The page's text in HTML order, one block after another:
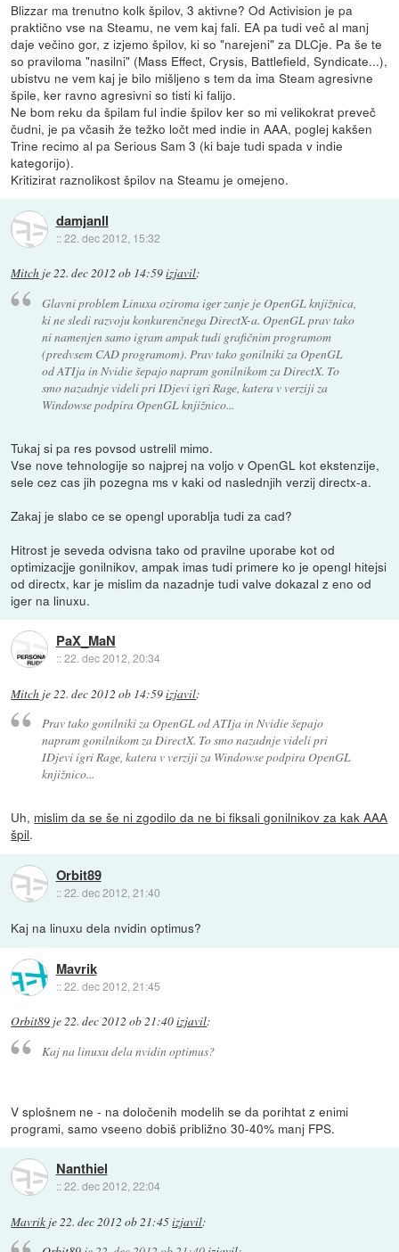
Blizzar ma trenutno kolk špilov, 3 aktivne? Od Activision je pa
praktično vse na Steamu, ne vem kaj fali. EA pa tudi več al manj
daje večino gor, z izjemo špilov, ki so "narejeni" za DLCje. Pa še te
so praviloma "nasilni" (Mass Effect, Crysis, Battlefield, Syndicate...),
ubistvu ne vem kaj je bilo mišljeno s tem da ima Steam agresivne
špile, ker ravno agresivni so tisti ki falijo.
Ne bom reku da špilam ful indie špilov ker so mi velikokrat preveč
čudni, je pa včasih že težko ločt med indie in AAA, poglej kakšen
Trine recimo al pa Serious Sam 3 (ki baje tudi spada v indie
kategorijo).
Kritizirat raznolikost špilov na Steamu je omejeno.
damjanll
::22. dec 2012, 15:32
Mitch je22. dec 2012 ob 14:59izjavil:
Glavni problem Linuxa oziroma iger zanje je OpenGL knjižnica,
ki ne sledi razvoju konkurenčnega DirectX-a. OpenGL prav tako
ni namenjen samo igram ampak tudi grafičnim programom
(predvsem CAD programom). Prav tako gonilniki za OpenGL
od ATIja in Nvidie šepajo napram gonilnikom za DirectX. To
smo nazadnje videli pri IDjevi igri Rage, katera v verziji za
Windowse podpira OpenGL knjižnico...
Tukaj si pa res povsod ustrelil mimo.
Vse nove tehnologije so najprej na voljo v OpenGL kot ekstenzije,
sele cez cas jih pozegna ms v kaki od naslednjih verzij directx-a.
Zakaj je slabo ce se opengl uporablja tudi za cad?
Hitrost je seveda odvisna tako od pravilne uporabe kot od
optimizacjje gonilnikov, ampak imas tudi primere ko je opengl hitejsi
od directx, kar je mislim da nazadnje tudi valve dokazal z eno od
iger na linuxu.
PaX_MaN
::22. dec 2012, 20:34
Mitch je22. dec 2012 ob 14:59izjavil:
Prav tako gonilniki za OpenGL od ATIja in Nvidie šepajo
napram gonilnikom za DirectX. To smo nazadnje videli pri
IDjevi igri Rage, katera v verziji za Windowse podpira OpenGL
knjižnico...
Uh, mislim da se še ni zgodilo da ne bi fiksali gonilnikov za kak AAA
špil.
Orbit89
::22. dec 2012, 21:40
Kaj na linuxu dela nvidin optimus?
Mavrik
::22. dec 2012, 21:45
Orbit89 je22. dec 2012 ob 21:40izjavil:
Kaj na linuxu dela nvidin optimus?
V splošnem ne - na določenih modelih se da porihtat z enimi
programi, samo vseeno dobiš približno 30-40% manj FPS.
Nanthiel
::22. dec 2012, 22:04
Mavrik je22. dec 2012 ob 21:45izjavil: